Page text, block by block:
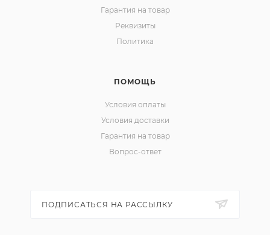
Гарантия на товар
Реквизиты
Политика
ПОМОЩЬ
Условия оплаты
Условия доставки
Гарантия на товар
Вопрос-ответ
ПОДПИСАТЬСЯ НА РАССЫЛКУ